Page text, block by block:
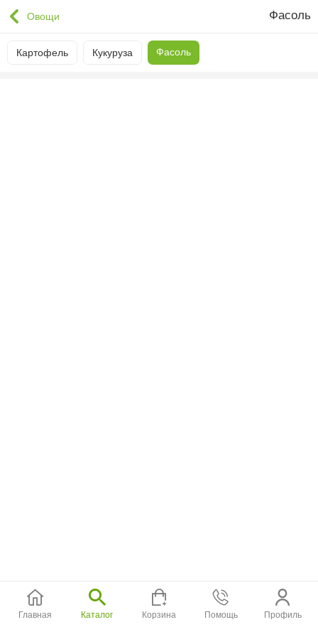
Овощи Фасоль
Картофель Кукуруза Фасоль
Главная Каталог Корзина Помощь Профиль